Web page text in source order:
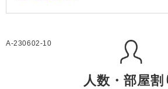
A-230602-10
人数・部屋割